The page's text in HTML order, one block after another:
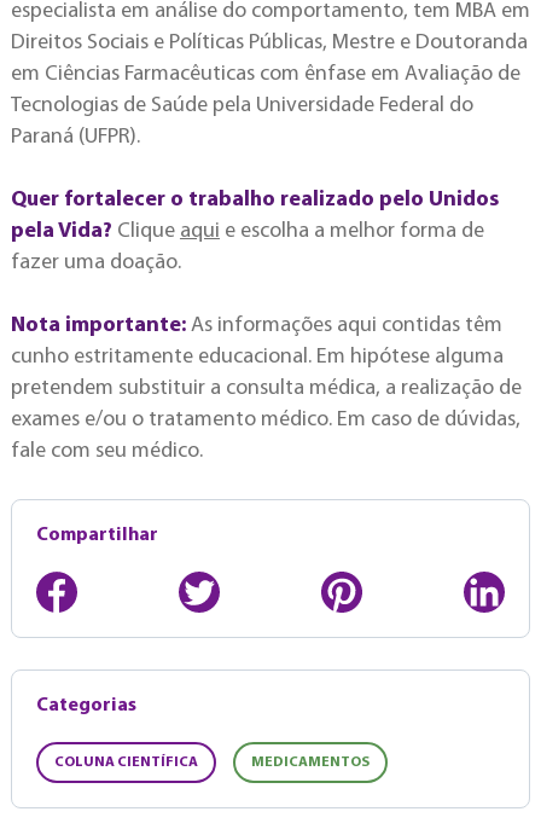
especialista em análise do comportamento, tem MBA em
Direitos Sociais e Políticas Públicas, Mestre e Doutoranda
em Ciências Farmacêuticas com ênfase em Avaliação de
Tecnologias de Saúde pela Universidade Federal do
Paraná (UFPR).
Quer fortalecer o trabalho realizado pelo Unidos
pela Vida? Clique aqui e escolha a melhor forma de
fazer uma doação.
Nota importante:As informações aqui contidas têm
cunho estritamente educacional. Em hipótese alguma
pretendem substituir a consulta médica, a realização de
exames e/ou o tratamento médico. Em caso de dúvidas,
fale com seu médico.
Compartilhar
Categorias
COLUNA CIENTÍFICA MEDICAMENTOS